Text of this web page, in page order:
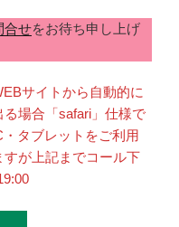
合せをお待ち申し上げ
サイトから自動的に
場合「safari」仕様で
タブレットをご利用
が上記までコール下